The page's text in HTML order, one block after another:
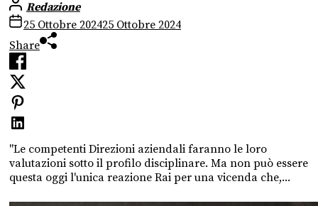
Redazione
25 Ottobre 202425 Ottobre 2024
Share
"Le competenti Direzioni aziendali faranno le loro
valutazioni sotto il profilo disciplinare. Ma non può essere
questa oggi l'unica reazione Rai per una vicenda che,...